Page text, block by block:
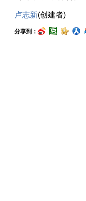
卢志新(创建者)
分享到：